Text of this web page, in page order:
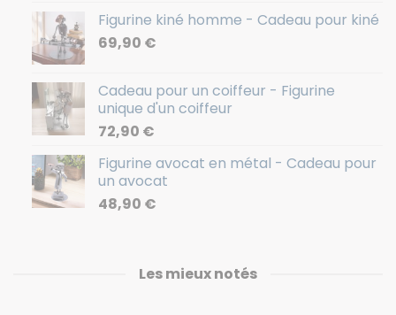
Figurine kiné homme - Cadeau pour kiné
69,90 €
Cadeau pour un coiffeur - Figurine
unique d'un coiffeur
72,90 €
Figurine avocat en métal - Cadeau pour
un avocat
48,90 €
Les mieux notés